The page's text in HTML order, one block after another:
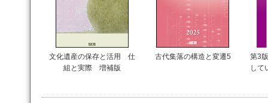
文化遺産の保存と活用 仕
組と実際 増補版
古代集落の構造と変遷5
第3
して